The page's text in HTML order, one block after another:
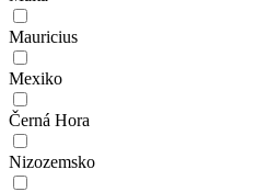
Mauricius
Mexiko
Černá Hora
Nizozemsko